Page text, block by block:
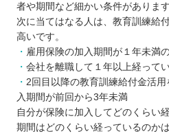
者や期間など細かい条件があります
次に当てはなる人は、教育訓練給
高いです。
雇用保険の加入期間が１年未満
会社を離職して１年以上経って
2回目以降の教育訓練給付金活
入期間が前回から3年未満
自分が保険に加入してどのくらい
期間はどのくらい経っているのか